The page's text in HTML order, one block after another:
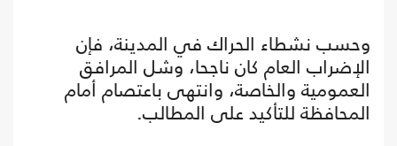
وحسب نشطاء الحراك في المدينة، فإن
الإضراب العام كان ناجحا، وشل المرافق
العمومية والخاصة، وانتهى باعتصام أمام
المحافظة للتأكيد على المطالب.